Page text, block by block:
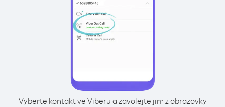
Vyberte kontakt ve Viberu a zavolejte jim z obrazovky